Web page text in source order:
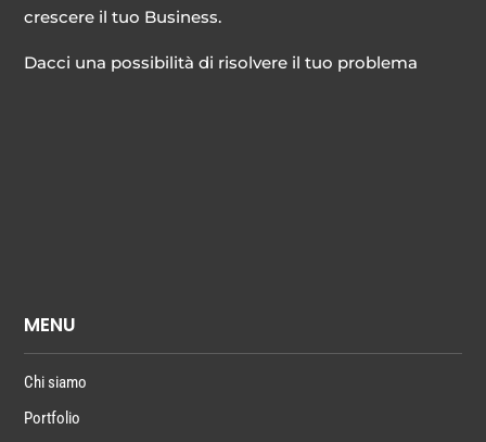
crescere il tuo Business.
Dacci una possibilità di risolvere il tuo problema
MENU
Chi siamo
Portfolio